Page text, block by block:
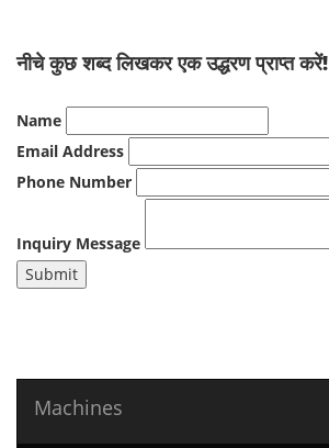
नीचे कुछ शब्द लिखकर एक उद्धरण प्राप्त करें!
Name
Email Address
Phone Number
Inquiry Message
Submit
Machines